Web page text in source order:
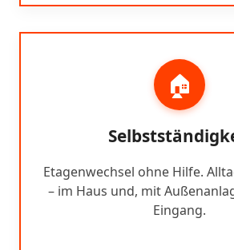
🏠
Etagenwechsel ohne Hilfe.
– im Haus und, mit
Eingang.